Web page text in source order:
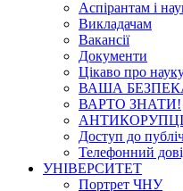
Аспірантам і
Викладачам
Вакансії
Документи
Цікаво про
ВАША
ВАРТО ЗНАТИ!
Доступ до
Телефонний
УНІВЕРСИТЕТ
Портрет ЧНУ